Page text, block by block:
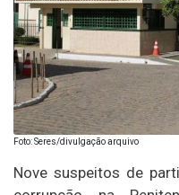
Foto: Seres/divulgação arquivo
Nove suspeitos de